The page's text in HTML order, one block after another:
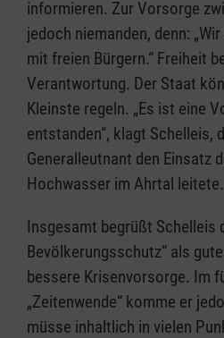
informieren. Zur Vorsorge
jedoch niemanden, denn:
mit freien Bürgern.“ Freiheit
Verantwortung. Der Staat
Kleinste regeln. „Es ist eine
entstanden“, klagt Schelleis,
Generalleutnant den Einsatz
Hochwasser im Ahrtal leitete.
Insgesamt begrüßt Schelleis
Bevölkerungsschutz“ als
bessere Krisenvorsorge. Im
„Zeitenwende“ komme er
müsse inhaltlich in vielen